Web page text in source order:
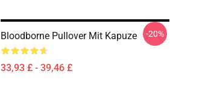
Bloodborne Pullover Mit Kapuze
33,93 £ - 39,46 £
-20%